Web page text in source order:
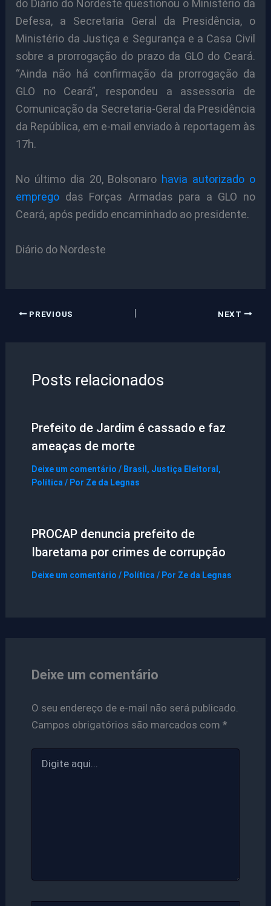
do Diário do Nordeste questionou o Ministério da
Defesa, a Secretaria Geral da Presidência, o
Ministério da Justiça e Segurança e a Casa Civil
sobre a prorrogação do prazo da GLO do Ceará.
“Ainda não há confirmação da prorrogação da
GLO no Ceará”, respondeu a assessoria de
Comunicação da Secretaria-Geral da Presidência
da República, em e-mail enviado à reportagem às
17h.
No último dia 20, Bolsonaro havia autorizado o
emprego das Forças Armadas para a GLO no
Ceará, após pedido encaminhado ao presidente.
Diário do Nordeste
PREVIOUS NEXT
Posts relacionados
Prefeito de Jardim é cassado e faz
ameaças de morte
Deixe um comentário / Brasil, Justiça Eleitoral,
Política / Por Ze da Legnas
PROCAP denuncia prefeito de
Ibaretama por crimes de corrupção
Deixe um comentário / Política / Por Ze da Legnas
Deixe um comentário
O seu endereço de e-mail não será publicado.
Campos obrigatórios são marcados com *
aqui...